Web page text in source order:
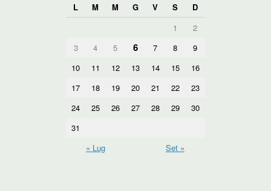
L
M M G V S
D
1
2
3
4 5 6 7 8
9
10
11 12 13 14 15
16
17
18 19 20 21 22
23
24
25 26 27 28 29
30
31
« Lug
Set »